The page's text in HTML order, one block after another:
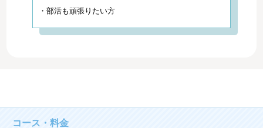
・部活も頑張りたい方
コース・料金